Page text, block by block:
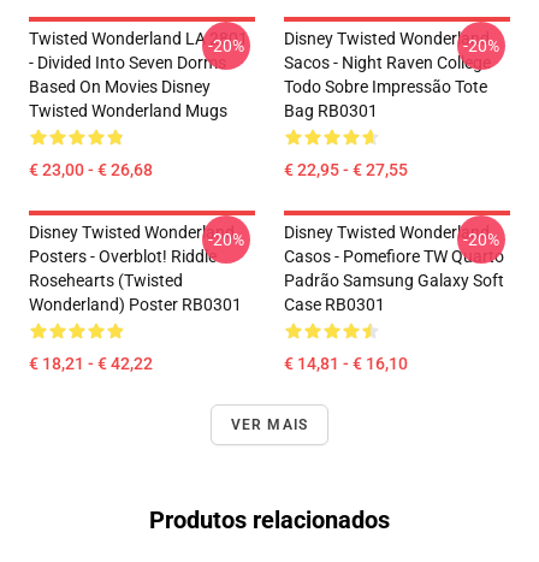
Twisted Wonderland LA 2801
- Divided Into Seven Dorms
Based On Movies Disney
Twisted Wonderland Mugs
€ 23,00 - € 26,68
-20%
Disney Twisted Wonderland
Sacos - Night Raven College
Todo Sobre Impressão Tote
Bag RB0301
€ 22,95 - € 27,55
-20%
Disney Twisted Wonderland
Posters - Overblot! Riddle
Rosehearts (Twisted
Wonderland) Poster RB0301
€ 18,21 - € 42,22
-20%
Disney Twisted Wonderland
Casos - Pomefiore TW Quarto
Padrão Samsung Galaxy Soft
Case RB0301
€ 14,81 - € 16,10
-20%
VER MAIS
Produtos relacionados